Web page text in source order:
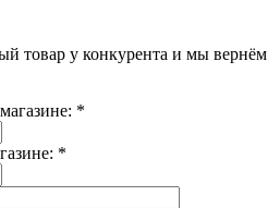
товар у конкурента и мы вернём
*
*